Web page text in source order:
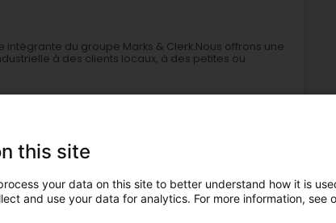
intégrante du groupe Marks & Clerk.Nous offrons une
à des clients locaux, à des petites ou
this site
your data on this site to better understand how it is
and use your data for analytics. For more information, see